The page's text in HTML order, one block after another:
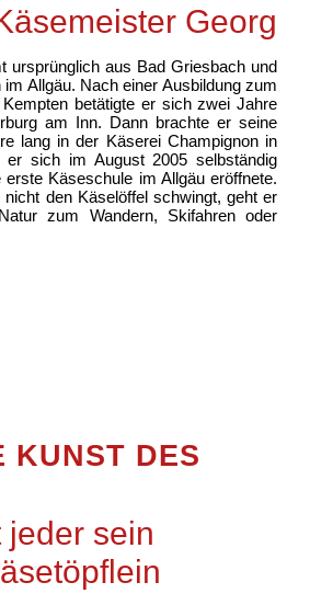
Georg
ursprünglich aus Bad Griesbach und
Allgäu. Nach einer Ausbildung zum
betätigte er sich zwei Jahre
am Inn. Dann brachte er seine
lang in der Käserei Champignon in
er sich im August 2005 selbständig
Käseschule im Allgäu eröffnete.
den Käselöffel schwingt, geht er
zum Wandern, Skifahren oder
KUNST DES
jeder sein